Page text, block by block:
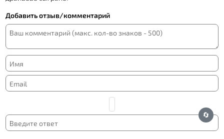
Добавить отзыв/комментарий
🔄